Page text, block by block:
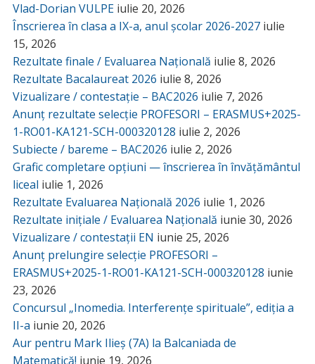
Vlad-Dorian VULPE iulie 20, 2026
Înscrierea în clasa a IX-a, anul școlar 2026-2027 iulie
15, 2026
Rezultate finale / Evaluarea Națională iulie 8, 2026
Rezultate Bacalaureat 2026 iulie 8, 2026
Vizualizare / contestație – BAC2026 iulie 7, 2026
Anunț rezultate selecție PROFESORI – ERASMUS+2025-
1-RO01-KA121-SCH-000320128 iulie 2, 2026
Subiecte / bareme – BAC2026 iulie 2, 2026
Grafic completare opțiuni — înscrierea în învățământul
liceal iulie 1, 2026
Rezultate Evaluarea Națională 2026 iulie 1, 2026
Rezultate inițiale / Evaluarea Națională iunie 30, 2026
Vizualizare / contestații EN iunie 25, 2026
Anunț prelungire selecție PROFESORI –
ERASMUS+2025-1-RO01-KA121-SCH-000320128 iunie
23, 2026
Concursul „Inomedia. Interferențe spirituale”, ediția a
II-a iunie 20, 2026
Aur pentru Mark Ilieș (7A) la Balcaniada de
Matematică! iunie 19, 2026